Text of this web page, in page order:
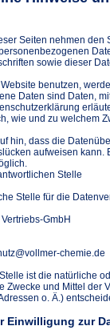
Seiten nehmen den
sowie dieser
benutzen,
Daten sind Daten,
wie und zu welchem
hin, dass die
aufweisen kann.
Stelle
Stelle für die
GmbH
chemie.de
ist die natürliche
Zwecke und Mittel der
o. Ä.)
Einwilligung zur